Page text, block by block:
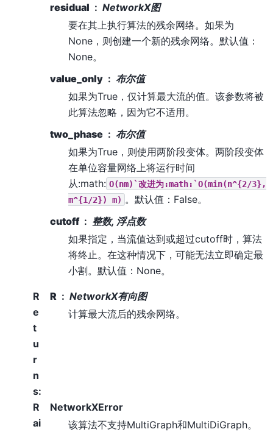
residual
NetworkX图
要在其上执行算法的残余网络。如果为
None，则创建一个新的残余网络。默认值：
None。
value_only
布尔值
如果为True，仅计算最大流的值。该参数将被
此算法忽略，因为它不适用。
two_phase
布尔值
如果为True，则使用两阶段变体。两阶段变体
在单位容量网络上将运行时间
从:math: O(nm)`改进为:math:`O(min(n^{2/3},
m^{1/2})
m) 。默认值：False。
cutoff
整数, 浮点数
如果指定，当流值达到或超过cutoff时，算法
将终止。在这种情况下，可能无法立即确定最
小割。默认值：None。
R
e
t
u
r
n
s:
R
NetworkX有向图
计算最大流后的残余网络。
R
ai
NetworkXError
该算法不支持MultiGraph和MultiDiGraph。